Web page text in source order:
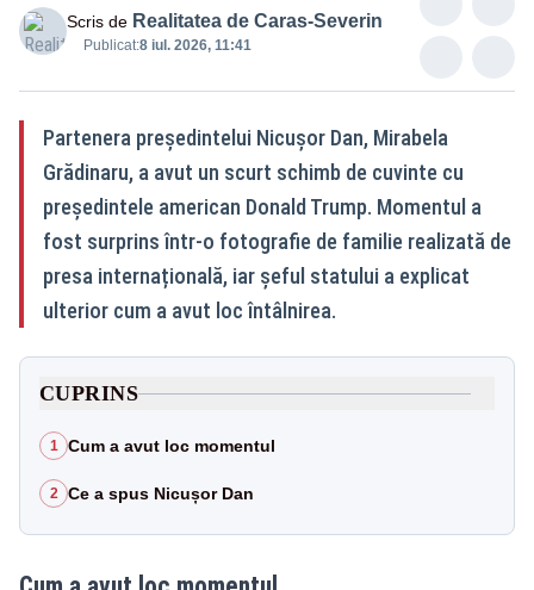
Scris de Realitatea de Caras-Severin
Publicat:8 iul. 2026, 11:41
Partenera președintelui Nicușor Dan, Mirabela
Grădinaru, a avut un scurt schimb de cuvinte cu
președintele american Donald Trump. Momentul a
fost surprins într-o fotografie de familie realizată de
presa internațională, iar șeful statului a explicat
ulterior cum a avut loc întâlnirea.
CUPRINS
1 Cum a avut loc momentul
2 Ce a spus Nicușor Dan